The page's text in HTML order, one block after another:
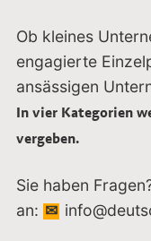
Ob kleines
engagierte
ansässigen
In vier Kategorien
vergeben.
Sie haben
an: